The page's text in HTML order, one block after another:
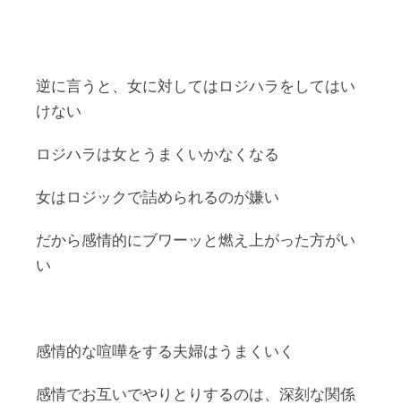
逆に言うと、女に対してはロジハラをしてはい
けない
ロジハラは女とうまくいかなくなる
女はロジックで詰められるのが嫌い
だから感情的にブワーッと燃え上がった方がい
い
感情的な喧嘩をする夫婦はうまくいく
感情でお互いでやりとりするのは、深刻な関係